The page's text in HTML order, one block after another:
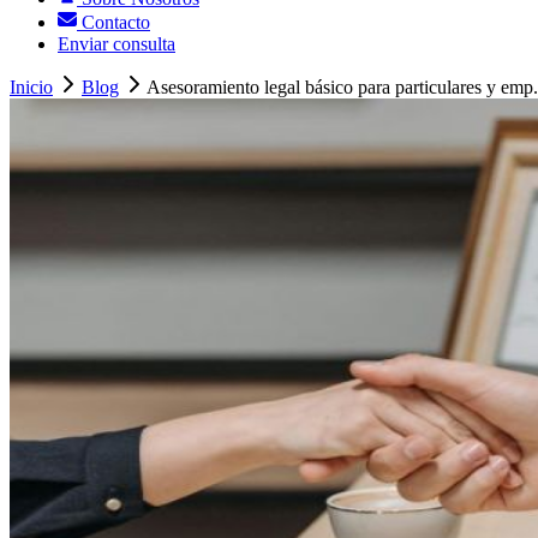
Contacto
Enviar consulta
Inicio Blog Asesoramiento legal básico para particulares y